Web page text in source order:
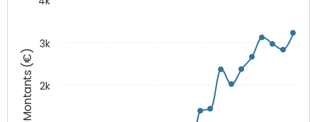
Montants (€) 2k
3k